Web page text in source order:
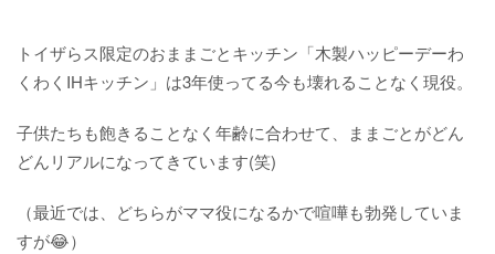
トイザらス限定のおままごとキッチン「木製ハッピーデーわ
くわくIHキッチン」は3年使ってる今も壊れることなく現役。
子供たちも飽きることなく年齢に合わせて、ままごとがどん
どんリアルになってきています(笑)
（最近では、どちらがママ役になるかで喧嘩も勃発していま
すが😂）